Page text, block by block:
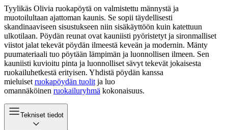
Tyylikäs Olivia ruokapöytä on valmistettu männystä ja
muotoilultaan ajattoman kaunis. Se sopii täydellisesti
skandinaaviseen sisustukseen niin sisäkäyttöön kuin katettuun
ulkotilaan. Pöydän reunat ovat kauniisti pyöristetyt ja sironmalliset
viistot jalat tekevät pöydän ilmeestä keveän ja modernin. Mänty
puumateriaali tuo pöytään lämpimän ja luonnollisen ilmeen. Sen
kauniisti kuvioitu pinta ja luonnolliset sävyt tekevät jokaisesta
ruokailuhetkestä erityisen. Yhdistä pöydän kanssa
mieluiset ruokapöydän tuolit ja luo
omannäköinen ruokailuryhmä kokonaisuus.
Tekniset tiedot